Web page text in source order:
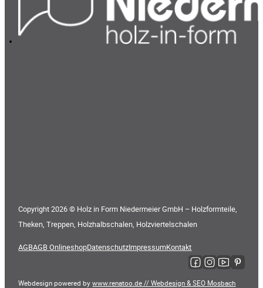
Copyright 2026 © Holz in Form Niedermeier GmbH – Holzformteile,
Theken, Treppen, Holzhalbschalen, Holzviertelschalen
AGBAGB OnlineshopDatenschutzImpressumKontakt
Folge uns auf
Folge uns auf
Folge uns auf
Folge
Webdesign powered bywww.renatoo.de // Webdesign & SEO Mosbach